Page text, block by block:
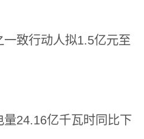
一致行动人拟1.5亿元至
量24.16亿千瓦时同比下